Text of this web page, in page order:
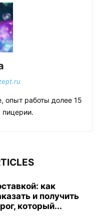
опыт работы долее 15
пицерии.
как
и получить
который...